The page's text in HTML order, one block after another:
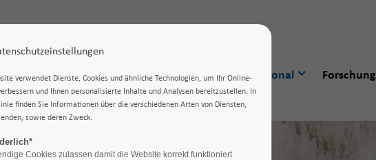
Studieninteressierte International Forschung
verwendet Dienste, Cookies und ähnliche Technologien, um Ihr Online-
und Ihnen personalisierte Inhalte und Analysen bereitzustellen. In
finden Sie Informationen über die verschiedenen Arten von Diensten,
sowie deren Zweck.
Cookies zulassen damit die Website korrekt funktioniert